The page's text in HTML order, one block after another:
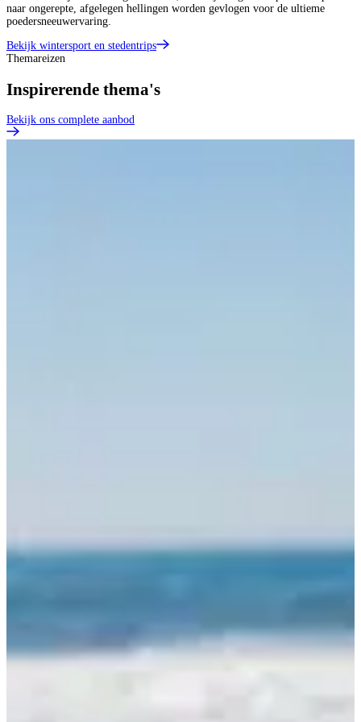
naar ongerepte, afgelegen hellingen worden gevlogen voor de ultieme
poedersneeuwervaring.
Bekijk wintersport en stedentrips
Themareizen
Inspirerende thema's
Bekijk ons complete aanbod